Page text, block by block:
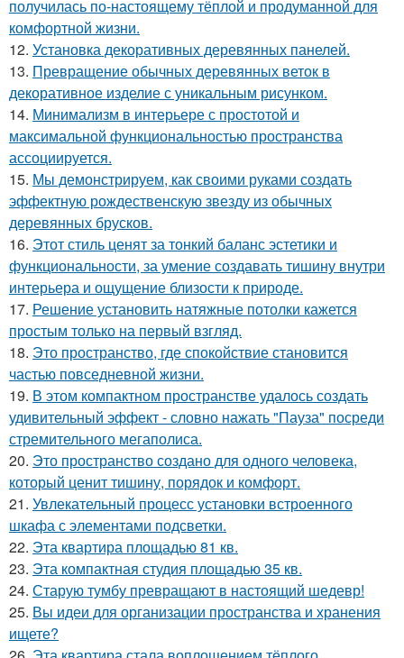
получилась по-настоящему тёплой и продуманной для
комфортной жизни.
12. Установка декоративных деревянных панелей.
13. Превращение обычных деревянных веток в
декоративное изделие с уникальным рисунком.
14. Минимализм в интерьере с простотой и
максимальной функциональностью пространства
ассоциируется.
15. Мы демонстрируем, как своими руками создать
эффектную рождественскую звезду из обычных
деревянных брусков.
16. Этот стиль ценят за тонкий баланс эстетики и
функциональности, за умение создавать тишину внутри
интерьера и ощущение близости к природе.
17. Решение установить натяжные потолки кажется
простым только на первый взгляд.
18. Это пространство, где спокойствие становится
частью повседневной жизни.
19. В этом компактном пространстве удалось создать
удивительный эффект - словно нажать "Пауза" посреди
стремительного мегаполиса.
20. Это пространство создано для одного человека,
который ценит тишину, порядок и комфорт.
21. Увлекательный процесс установки встроенного
шкафа с элементами подсветки.
22. Эта квартира площадью 81 кв.
23. Эта компактная студия площадью 35 кв.
24. Старую тумбу превращают в настоящий шедевр!
25. Вы идеи для организации пространства и хранения
ищете?